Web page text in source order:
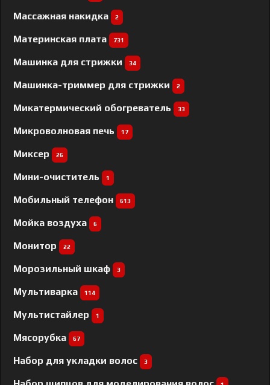
Массажная накидка 2
Материнская плата 731
Машинка для стрижки 34
Машинка-триммер для стрижки 2
Микатермический обогреватель 33
Микроволновая печь 17
Миксер 26
Мини-очиститель 1
Мобильный телефон 613
Мойка воздуха 6
Монитор 22
Морозильный шкаф 3
Мультиварка 114
Мультистайлер 1
Мясорубка 67
Набор для укладки волос 3